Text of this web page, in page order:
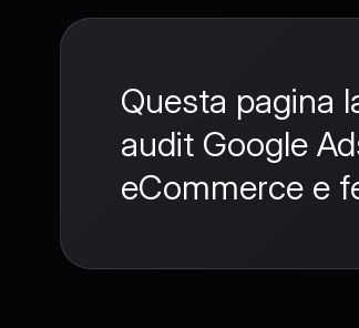
Questa pagina
audit Google
eCommercee